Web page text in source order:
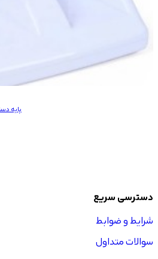
پایه
دسترسی سریع
شرایط و ضوابط
سوالات متداول